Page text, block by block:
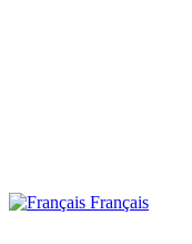
Français